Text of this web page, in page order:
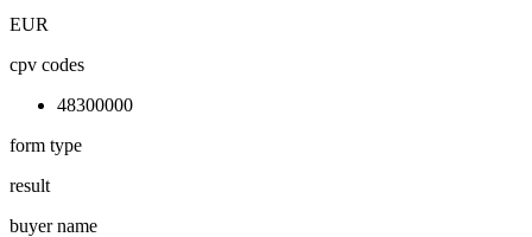
EUR
cpv codes
48300000
form type
result
buyer name